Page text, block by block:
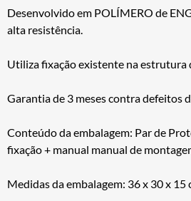
Desenvolvido em POLÍMERO de
alta resistência.
Utiliza fixação existente na estrutura
Garantia de 3 meses contra defeitos
Conteúdo da embalagem: Par de
fixação + manual manual de
Medidas da embalagem: 36 x 30 x 15